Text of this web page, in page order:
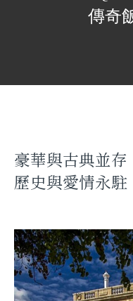
傳奇
豪華與古典並存
歷史與愛情永駐